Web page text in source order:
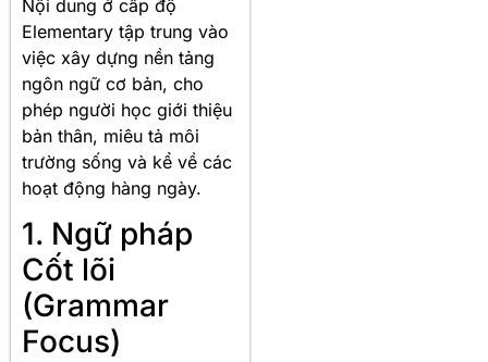
Nội dung ở cấp độ
Elementary tập trung vào
việc xây dựng nền tảng
ngôn ngữ cơ bản, cho
phép người học giới thiệu
bản thân, miêu tả môi
trường sống và kể về các
hoạt động hàng ngày.
1. Ngữ pháp
Cốt lõi
(Grammar
Focus)